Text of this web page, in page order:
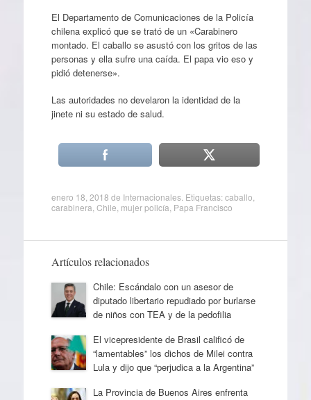
El Departamento de Comunicaciones de la Policía
chilena explicó que se trató de un «Carabinero
montado. El caballo se asustó con los gritos de las
personas y ella sufre una caída. El papa vio eso y
pidió detenerse».
Las autoridades no develaron la identidad de la
jinete ni su estado de salud.
enero 18, 2018 de Internacionales. Etiquetas:caballo
carabinera Chile mujer policía Papa Francisco
Artículos relacionados
Chile: Escándalo con un asesor de
diputado libertario repudiado por burlarse
de niños con TEA y de la pedofilia
El vicepresidente de Brasil calificó de
“lamentables” los dichos de Milei contra
Lula y dijo que “perjudica a la Argentina”
La Provincia de Buenos Aires enfrenta